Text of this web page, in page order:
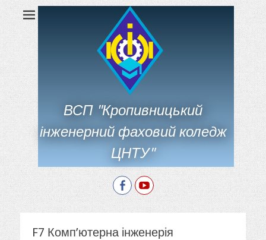
ВСП "Кропивницький
інженерний фаховий коледж
ЦНТУ"
FacebookYouTube
F7 Комп’ютерна інженерія